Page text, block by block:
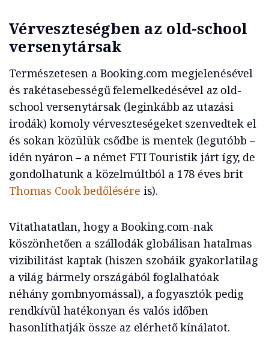
Vérveszteségben az old-school
versenytársak
Természetesen a Booking.com megjelenésével
és rakétasebességű felemelkedésével az old-
school versenytársak (leginkább az utazási
irodák) komoly vérveszteségeket szenvedtek el
és sokan közülük csődbe is mentek (legutóbb –
idén nyáron – a német FTI Touristik járt így, de
gondolhatunk a közelmúltból a 178 éves brit
Thomas Cook bedőlésére is).
Vitathatatlan, hogy a Booking.com-nak
köszönhetően a szállodák globálisan hatalmas
vizibilitást kaptak (hiszen szobáik gyakorlatilag
a világ bármely országából foglalhatóak
néhány gombnyomással), a fogyasztók pedig
rendkívül hatékonyan és valós időben
hasonlíthatják össze az elérhető kínálatot.